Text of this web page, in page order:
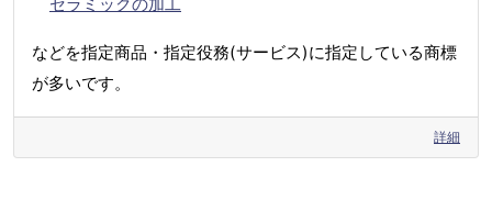
などを指定商品・指定役務(サービス)に指定している商標
が多いです。
詳細